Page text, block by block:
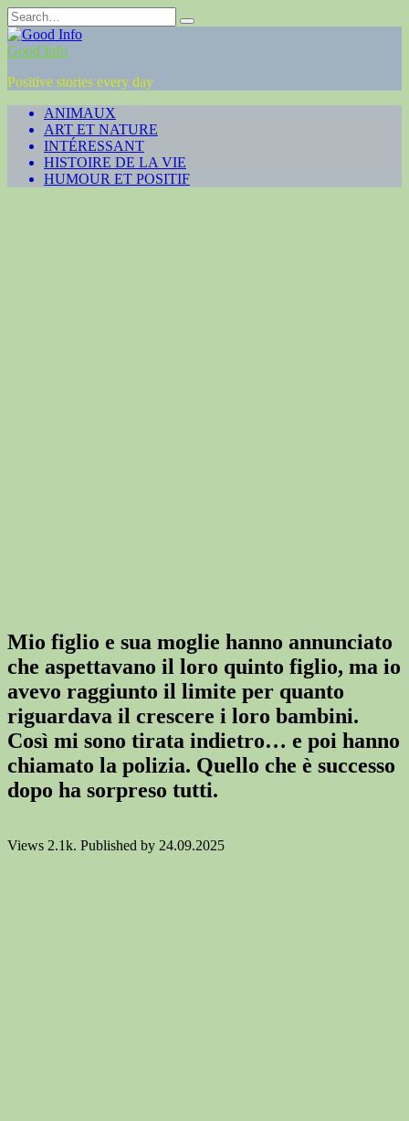
Skip
to
content
Search
for:
Good Info
Positive stories every day
ANIMAUX
ART ET NATURE
INTÉRESSANT
HISTOIRE DE LA VIE
HUMOUR ET POSITIF
Mio figlio e sua moglie hanno annunciato
che aspettavano il loro quinto figlio, ma io
avevo raggiunto il limite per quanto
riguardava il crescere i loro bambini.
Così mi sono tirata indietro… e poi hanno
chiamato la polizia. Quello che è successo
dopo ha sorpreso tutti.
Views 2.1k. Published by 24.09.2025